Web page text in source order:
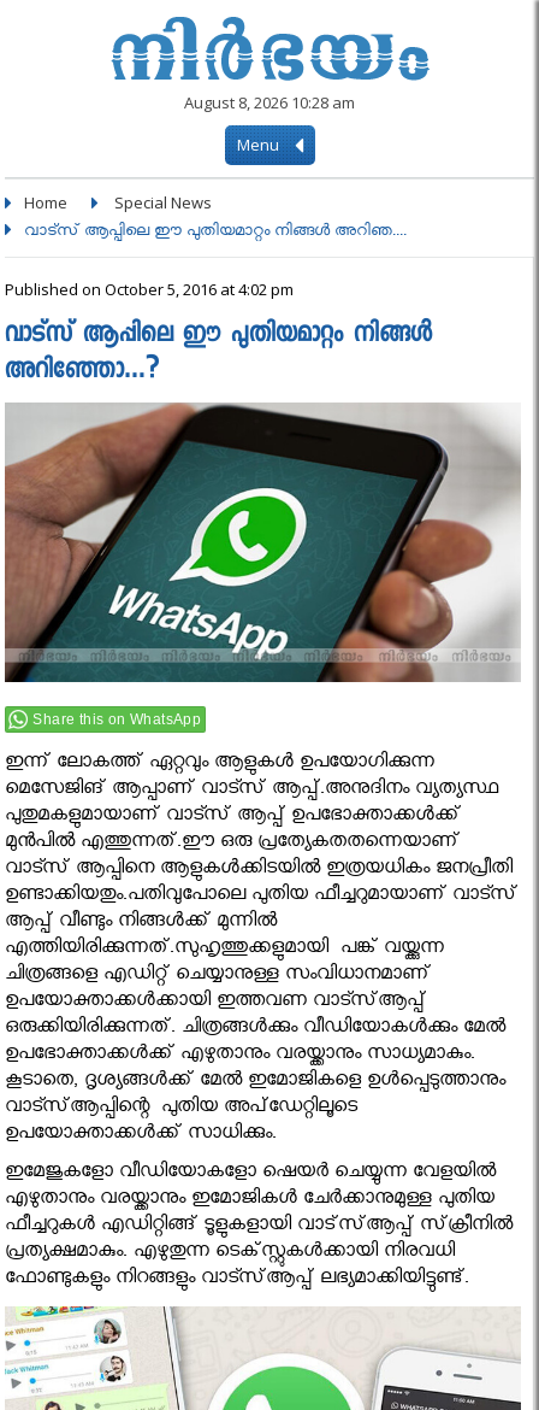
August 8, 2026 10:28 am
Menu
Home Special News
വാട്സ് ആപ്പിലെ ഈ പുതിയമാറ്റം നിങ്ങൾ അറിഞ....
Published on October 5, 2016 at 4:02 pm
വാട്സ് ആപ്പിലെ ഈ പുതിയമാറ്റം നിങ്ങൾ
അറിഞ്ഞോ…?
Share this on WhatsApp
ഇന്ന് ലോകത്ത് ഏറ്റവും ആളുകൾ ഉപയോഗിക്കുന്ന
മെസേജിങ് ആപ്പാണ് വാട്സ് ആപ്പ്.അനുദിനം വ്യത്യസ്ഥ
പുതുമകളുമായാണ് വാട്സ് ആപ്പ് ഉപഭോക്താക്കൾക്ക്
മുൻപിൽ എത്തുന്നത്.ഈ ഒരു പ്രത്യേകതതന്നെയാണ്
വാട്സ് ആപ്പിനെ ആളുകൾക്കിടയിൽ ഇത്രയധികം ജനപ്രീതി
ഉണ്ടാക്കിയതും.പതിവുപോലെ പുതിയ ഫീച്ചറുമായാണ് വാട്സ്
ആപ്പ് വീണ്ടും നിങ്ങൾക്ക് മുന്നിൽ
എത്തിയിരിക്കുന്നത്.സുഹൃത്തുക്കളുമായി പങ്ക് വയ്ക്കുന്ന
ചിത്രങ്ങളെ എഡിറ്റ് ചെയ്യാനുള്ള സംവിധാനമാണ്
ഉപയോക്താക്കള്‍ക്കായി ഇത്തവണ വാട്സ്ആപ്പ്
ഒരുക്കിയിരിക്കുന്നത്. ചിത്രങ്ങള്‍ക്കും വീഡിയോകള്‍ക്കും മേല്‍
ഉപഭോക്താക്കള്‍ക്ക് എഴുതാനും വരയ്ക്കാനും സാധ്യമാകും.
കൂടാതെ, ദൃശ്യങ്ങള്‍ക്ക് മേല്‍ ഇമോജികളെ ഉള്‍പ്പെടുത്താനും
വാട്സ്ആപ്പിന്റെ പുതിയ അപ്‌ഡേറ്റിലൂടെ
ഉപയോക്താക്കള്‍ക്ക് സാധിക്കും.
ഇമേജുകളോ വീഡിയോകളോ ഷെയര്‍ ചെയ്യുന്ന വേളയില്‍
എഴുതാനും വരയ്ക്കാനും ഇമോജികള്‍ ചേര്‍ക്കാനുമുള്ള പുതിയ
ഫീച്ചറുകള്‍ എഡിറ്റിങ്ങ് ടൂളുകളായി വാട്‌സ്ആപ്പ് സ്‌ക്രീനില്‍
പ്രത്യക്ഷമാകും. എഴുതുന്ന ടെക്‌സ്റ്റുകള്‍ക്കായി നിരവധി
ഫോണ്ടുകളും നിറങ്ങളും വാട്സ്ആപ്പ് ലഭ്യമാക്കിയിട്ടുണ്ട്.